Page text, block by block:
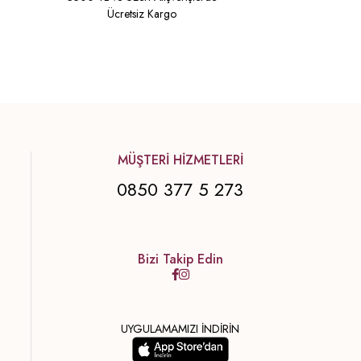
Ücretsiz Kargo
MÜŞTERİ HİZMETLERİ
0850 377 5 273
Bizi Takip Edin
UYGULAMAMIZI İNDİRİN